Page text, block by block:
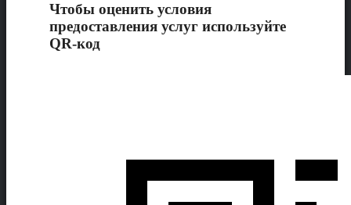
Чтобы оценить условия
предоставления услуг используйте
QR-код